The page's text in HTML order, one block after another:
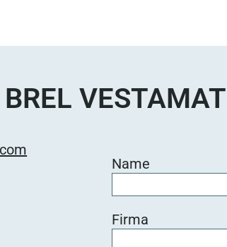
Name
Firma